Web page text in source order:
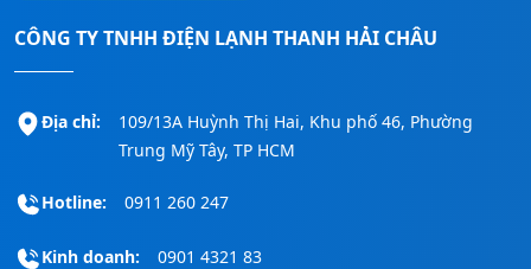
CÔNG TY TNHH ĐIỆN LẠNH THANH HẢI CHÂU
Địa chỉ:
109/13A Huỳnh Thị Hai, Khu phố 46, Phường
Trung Mỹ Tây, TP HCM
Hotline: 0911 260 247
Kinh doanh: 0901 4321 83